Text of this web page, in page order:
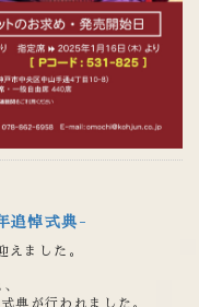
追悼式典-
ました。
典が行われました。